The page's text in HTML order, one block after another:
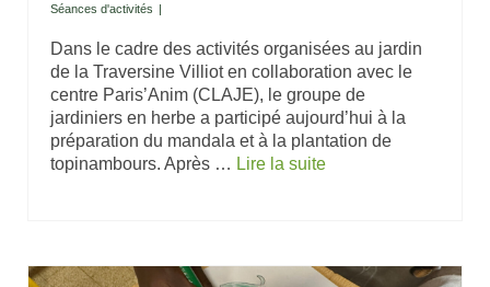
Séances d'activités |
Dans le cadre des activités organisées au jardin
de la Traversine Villiot en collaboration avec le
centre Paris’Anim (CLAJE), le groupe de
jardiniers en herbe a participé aujourd’hui à la
préparation du mandala et à la plantation de
topinambours. Après … Lire la suite